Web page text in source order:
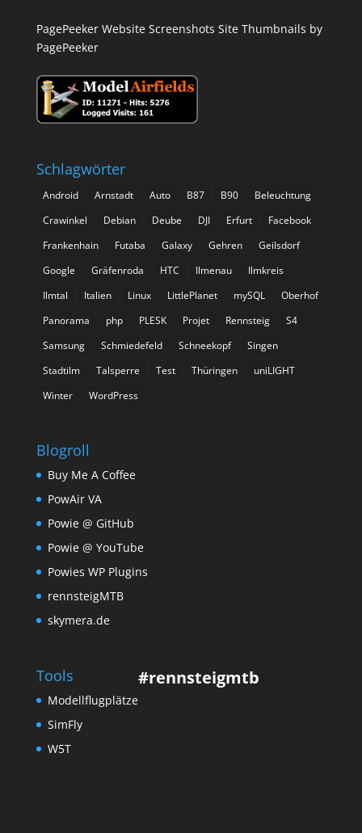
PagePeeker Website Screenshots Site Thumbnails by
PagePeeker
Schlagwörter
Android Arnstadt Auto B87 B90
Beleuchtung
Crawinkel
Debian Deube DJI Erfurt
Facebook
Frankenhain
Futaba Galaxy Gehren
Geilsdorf
Google
Gräfenroda HTC Ilmenau
Ilmkreis
Ilmtal
Italien Linux LittlePlanet mySQL
Oberhof
Panorama
php PLESK Projet Rennsteig
S4
Samsung
Schmiedefeld Schneekopf
Singen
Stadtilm
Talsperre Test Thüringen
uniLIGHT
Winter
WordPress
Blogroll
Buy Me A Coffee
PowAir VA
Powie @ GitHub
Powie @ YouTube
Powies WP Plugins
rennsteigMTB
skymera.de
Tools
Modellflugplätze
SimFly
W5T
#rennsteigmtb